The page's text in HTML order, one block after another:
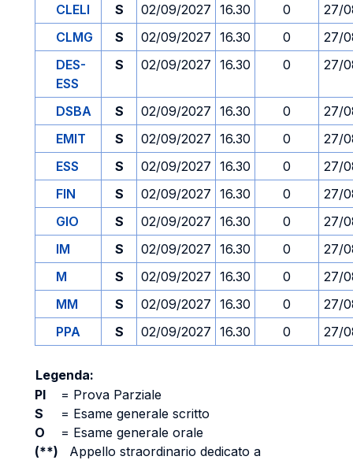
CLELI S 02/09/2027 16.30 0
27/
CLMG
S 02/09/2027 16.30 0
27/
DES-
ESS
S 02/09/2027 16.30 0 27/
DSBA S 02/09/2027 16.30 0
27/
EMIT
S 02/09/2027 16.30 0
27/
ESS
S 02/09/2027 16.30 0
27/
FIN
S 02/09/2027 16.30 0
27/
GIO
S 02/09/2027 16.30 0
27/
IM
S 02/09/2027 16.30 0
27/
M
S 02/09/2027 16.30 0
27/
MM
S 02/09/2027 16.30 0
27/
PPA
S 02/09/2027 16.30 0 27/
Legenda:
PI
= Prova Parziale
S
= Esame generale scritto
O
= Esame generale orale
(**)
Appello straordinario dedicato a